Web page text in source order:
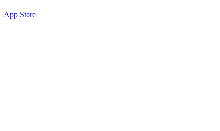
App Store